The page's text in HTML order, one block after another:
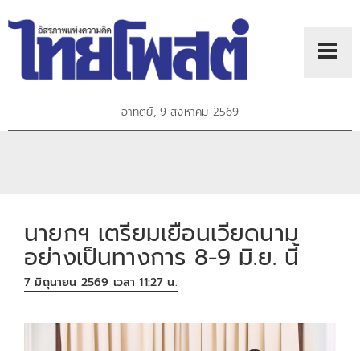
อาทิตย์, 9 สิงหาคม 2569
นายกฯ เตรียมเยือนเวียดนาม
อย่างเป็นทางการ 8-9 มิ.ย. นี้
7 มิถุนายน 2569 เวลา 11:27 น.